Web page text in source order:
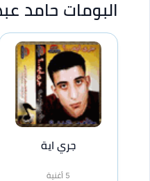
البومات حامد
جري اية
5 أغنية